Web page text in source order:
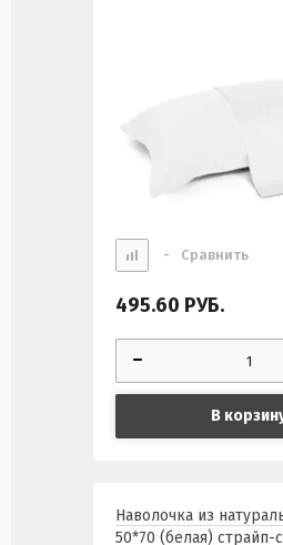
- Сравнить
495.60 РУБ.
В
Наволочка из
50*70 (белая) страйп-